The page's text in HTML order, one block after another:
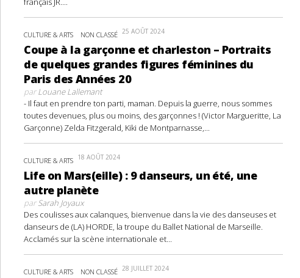
CULTURE & ARTS NON CLASSÉ 25 AOÛT 2024
Coupe à la garçonne et charleston – Portraits
de quelques grandes figures féminines du
Paris des Années 20
parLouane Lallemant
- Il faut en prendre ton parti, maman. Depuis la guerre, nous sommes
toutes devenues, plus ou moins, des garçonnes ! (Victor Margueritte, La
Garçonne) Zelda Fitzgerald, Kiki de Montparnasse,...
CULTURE & ARTS 18 AOÛT 2024
Life on Mars(eille) : 9 danseurs, un été, une
autre planète
parSarah Joyaux
Des coulisses aux calanques, bienvenue dans la vie des danseuses et
danseurs de (LA) HORDE, la troupe du Ballet National de Marseille.
Acclamés sur la scène internationale et...
CULTURE & ARTS NON CLASSÉ 28 JUILLET 2024